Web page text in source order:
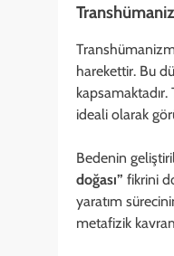
harekettir. Bu
ideali olarak
Bedenin
doğası” fikrini
yaratım
metafizik